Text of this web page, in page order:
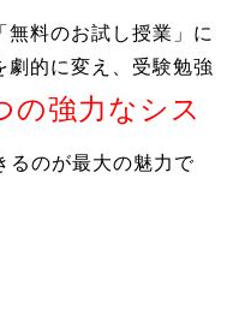
無料のお試し授業」に
劇的に変え、受験勉強
の強力なシス
るのが最大の魅力で